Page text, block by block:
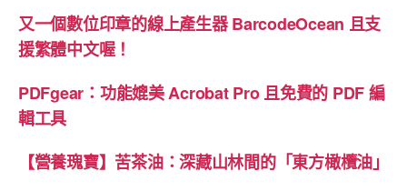
與
又一個數位印章的線上產生器 BarcodeOcean 且支
援繁體中文喔！
PDFgear：功能媲美 Acrobat Pro 且免費的 PDF 編
輯工具
【營養瑰寶】苦茶油：深藏山林間的「東方橄欖油」